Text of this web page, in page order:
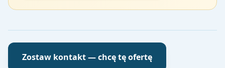
Zostaw kontakt — chcę tę ofertę